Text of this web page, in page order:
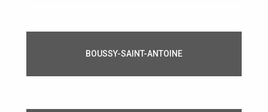
BOUSSY-SAINT-ANTOINE